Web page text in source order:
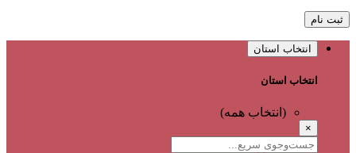
ثبت نام
انتخاب استان
انتخاب استان
(انتخاب همه)
×